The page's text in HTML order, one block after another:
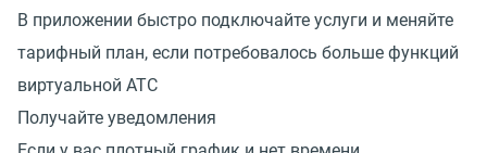
В приложении быстро подключайте услуги и меняйте
тарифный план, если потребовалось больше функций
виртуальной АТС
Получайте уведомления